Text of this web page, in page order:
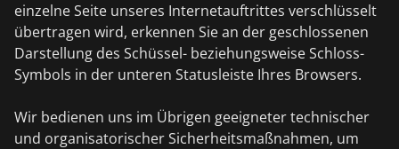
einzelne Seite unseres Internetauftrittes verschlüsselt
übertragen wird, erkennen Sie an der geschlossenen
Darstellung des Schüssel- beziehungsweise Schloss-
Symbols in der unteren Statusleiste Ihres Browsers.
Wir bedienen uns im Übrigen geeigneter technischer
und organisatorischer Sicherheitsmaßnahmen, um